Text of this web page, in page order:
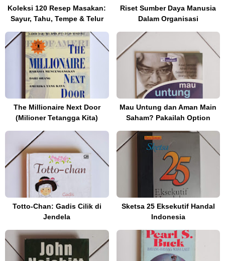
Koleksi 120 Resep Masakan:
Sayur, Tahu, Tempe & Telur
Riset Sumber Daya Manusia
Dalam Organisasi
The Millionaire Next Door
(Milioner Tetangga Kita)
Mau Untung dan Aman Main
Saham? Pakailah Option
Totto-Chan: Gadis Cilik di
Jendela
Sketsa 25 Eksekutif Handal
Indonesia